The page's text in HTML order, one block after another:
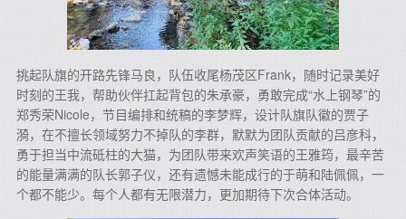
挑起队旗的开路先锋马良，队伍收尾杨茂区Frank，随时记录美好
时刻的王我，帮助伙伴扛起背包的朱承豪，勇敢完成“水上钢琴”的
郑秀荣Nicole，节目编排和统稿的李梦辉，设计队旗队徽的贾子
漪，在不擅长领域努力不掉队的李群，默默为团队贡献的吕彦科，
勇于担当中流砥柱的大猫，为团队带来欢声笑语的王雅筠，最辛苦
的能量满满的队长郭子仪，还有遗憾未能成行的于萌和陆佩佩，一
个都不能少。每个人都有无限潜力，更加期待下次合体活动。